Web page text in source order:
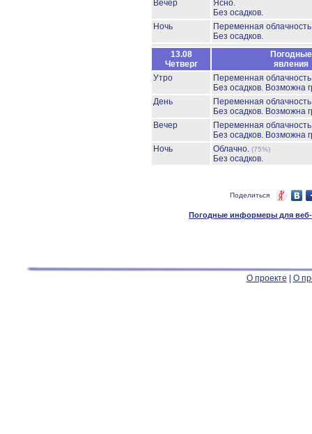
Вечер
Ясно.
Без осадков.
Ночь
Переменная
Без осадков.
13.08
Четверг
Погодные
явления
Утро
Переменная
Без осадков. Возможна
День
Переменная облачность
Без осадков. Возможна
Вечер
Переменная
Без осадков. Возможна
Ночь
Облачно. (75%)
Без осадков.
Поделиться
Погодные информеры для веб-
О проекте О